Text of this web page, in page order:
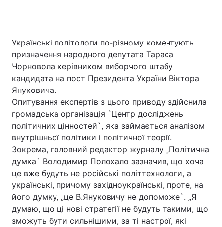
Головна Війна
Україна Політика
Українські політологи по-різному коментують
призначення народного депутата Тараса
Чорновола керівником виборчого штабу
кандидата на пост Президента України Віктора
Януковича.
Опитування експертів з цього приводу здійснила
громадська організація `Центр досліджень
політичних цінностей`, яка займається аналізом
внутрішньої політики і політичної теорії.
Зокрема, головний редактор журналу „Політична
думка` Володимир Полохало зазначив, що хоча
це вже будуть не російські політтехнологи, а
українські, причому західноукраїнські, проте, на
його думку, „це В.Януковичу не допоможе`. „Я
думаю, що ці нові стратегії не будуть такими, що
зможуть бути сильнішими, за ті настрої, які